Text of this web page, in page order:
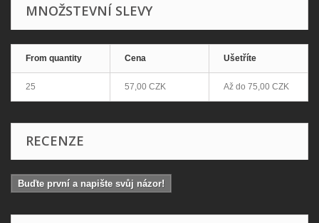
MNOŽSTEVNÍ SLEVY
From quantity Cena Ušetříte
25 57,00 CZK Až do 75,00 CZK
RECENZE
Buďte první a napište svůj názor!